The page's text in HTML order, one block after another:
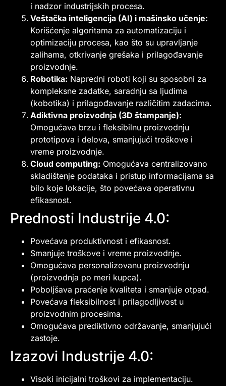
i nadzor industrijskih procesa.
Veštačka inteligencija (AI) i mašinsko učenje:
Korišćenje algoritama za automatizaciju i
optimizaciju procesa, kao što su upravljanje
zalihama, otkrivanje grešaka i prilagođavanje
proizvodnje.
Robotika: Napredni roboti koji su sposobni za
kompleksne zadatke, saradnju sa ljudima
(kobotika) i prilagođavanje različitim zadacima.
Adiktivna proizvodnja (3D štampanje):
Omogućava brzu i fleksibilnu proizvodnju
prototipova i delova, smanjujući troškove i
vreme proizvodnje.
Cloud computing: Omogućava centralizovano
skladištenje podataka i pristup informacijama sa
bilo koje lokacije, što povećava operativnu
efikasnost.
Prednosti Industrije 4.0:
Povećava produktivnost i efikasnost.
Smanjuje troškove i vreme proizvodnje.
Omogućava personalizovanu proizvodnju
(proizvodnja po meri kupca).
Poboljšava praćenje kvaliteta i smanjuje otpad.
Povećava fleksibilnost i prilagodljivost u
proizvodnim procesima.
Omogućava prediktivno održavanje, smanjujući
zastoje.
Izazovi Industrije 4.0:
Visoki inicijalni troškovi za implementaciju.